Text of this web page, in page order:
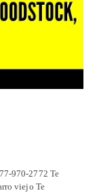
970-2772 Te
viejo Te